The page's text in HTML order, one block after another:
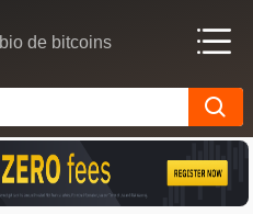
de bitcoins